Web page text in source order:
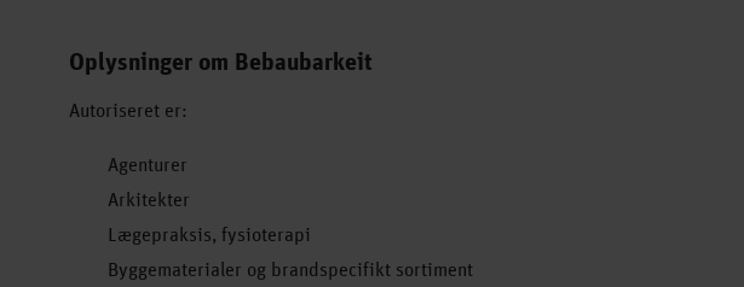
Oplysninger om Bebaubarkeit
Autoriseret er:
Agenturer
Arkitekter
Lægepraksis, fysioterapi
Byggematerialer og brandspecifikt sortiment